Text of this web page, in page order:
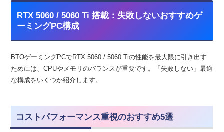
RTX 5060 / 5060 Ti 搭載：失敗しないおすすめゲ
ーミングPC構成
BTOゲーミングPCでRTX 5060 / 5060 Tiの性能を最大限に引き出す
ためには、CPUやメモリのバランスが重要です。「失敗しない」最適
な構成をいくつか紹介します。
コストパフォーマンス重視のおすすめ5選